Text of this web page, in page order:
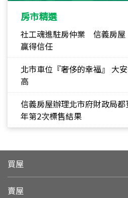
房市精選
社工魂進駐房仲業 信義房屋
贏得信任
北市車位『奢侈的幸福』 大
高
信義房屋辦理北市府財政局
年第2次標售結果
買屋
賣屋